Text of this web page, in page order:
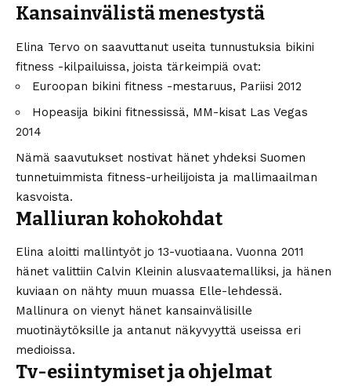
Kansainvälistä menestystä
Elina Tervo on saavuttanut useita tunnustuksia bikini
fitness -kilpailuissa, joista tärkeimpiä ovat:
Euroopan bikini fitness -mestaruus, Pariisi 2012
Hopeasija bikini fitnessissä, MM-kisat Las Vegas
2014
Nämä saavutukset nostivat hänet yhdeksi Suomen
tunnetuimmista fitness-urheilijoista ja mallimaailman
kasvoista.
Malliuran kohokohdat
Elina aloitti mallintyöt jo 13-vuotiaana. Vuonna 2011
hänet valittiin Calvin Kleinin alusvaatemalliksi, ja hänen
kuviaan on nähty muun muassa Elle-lehdessä.
Mallinura on vienyt hänet kansainvälisille
muotinäytöksille ja antanut näkyvyyttä useissa eri
medioissa.
Tv-esiintymiset ja ohjelmat